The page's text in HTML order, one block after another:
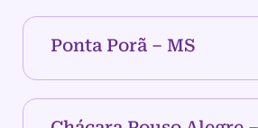
Ponta Porã – MS